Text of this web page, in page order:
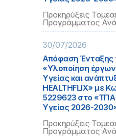
Προκηρύξεις
Προγράμματος
30/07/2026
Απόφαση Ένταξης
«Υλοποίηση
Υγείας και
HEALTHFLIX» με
5229623 στο «ΤΠΑ
Υγείας 2026-
Προκηρύξεις
Προγράμματος